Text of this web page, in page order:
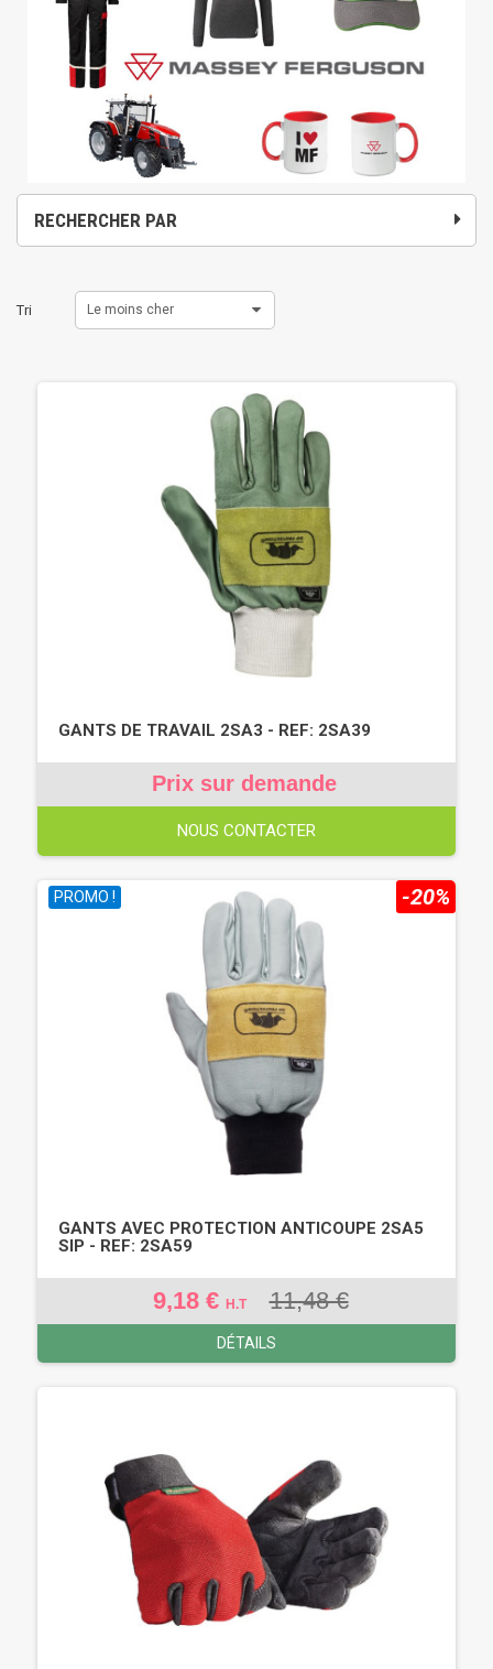
RECHERCHER PAR
Tri Le moins cher
GANTS DE TRAVAIL 2SA3 - REF: 2SA39
Prix sur demande
NOUS CONTACTER
PROMO !
GANTS AVEC PROTECTION ANTICOUPE 2SA5
SIP - REF: 2SA59
9,18 € H.T 11,48 €
-20%
DÉTAILS